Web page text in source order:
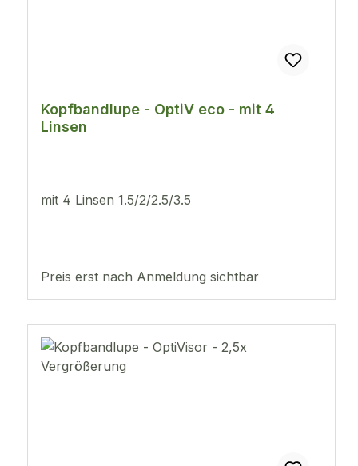
Kopfbandlupe - OptiV eco - mit 4
Linsen
mit 4 Linsen 1.5/2/2.5/3.5
Preis erst nach Anmeldung sichtbar